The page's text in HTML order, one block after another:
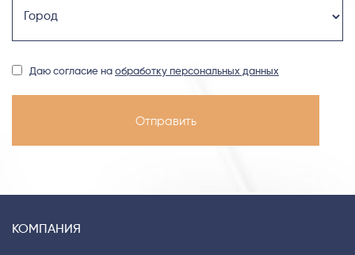
Даю согласие на обработку персональных данных
КОМПАНИЯ